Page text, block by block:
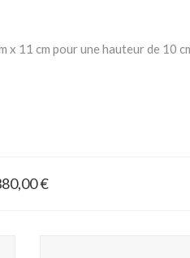
11 cm pour une hauteur de 10
€